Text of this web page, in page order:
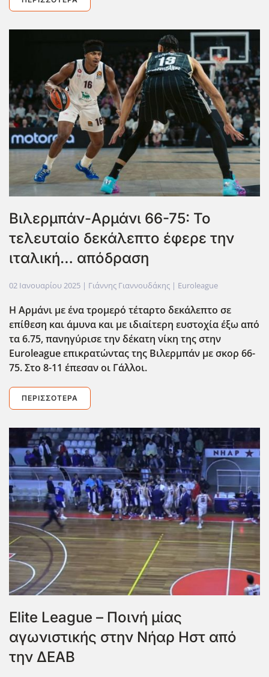
Βιλερμπάν-Αρμάνι 66-75: Το
τελευταίο δεκάλεπτο έφερε την
ιταλική… απόδραση
02 Ιανουαρίου 2025 | Γιάννης Γιαννουδάκης | Euroleague
H Aρμάνι με ένα τρομερό τέταρτο δεκάλεπτο σε
επίθεση και άμυνα και με ιδιαίτερη ευστοχία έξω από
τα 6.75, πανηγύρισε την δέκατη νίκη της στην
Euroleagueεπικρατώντας της Βιλερμπάν με σκορ 66-
75. Στο 8-11 έπεσαν οι Γάλλοι.
ΠΕΡΙΣΣΌΤΕΡΑ
Elite League – Ποινή μίας
αγωνιστικής στην Νήαρ Ηστ από
την ΔΕΑΒ